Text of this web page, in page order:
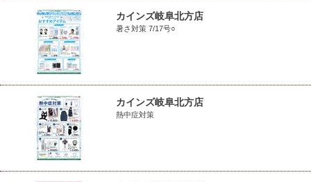
カインズ岐阜北方店
暑さ対策 7/17号○
カインズ岐阜北方店
熱中症対策